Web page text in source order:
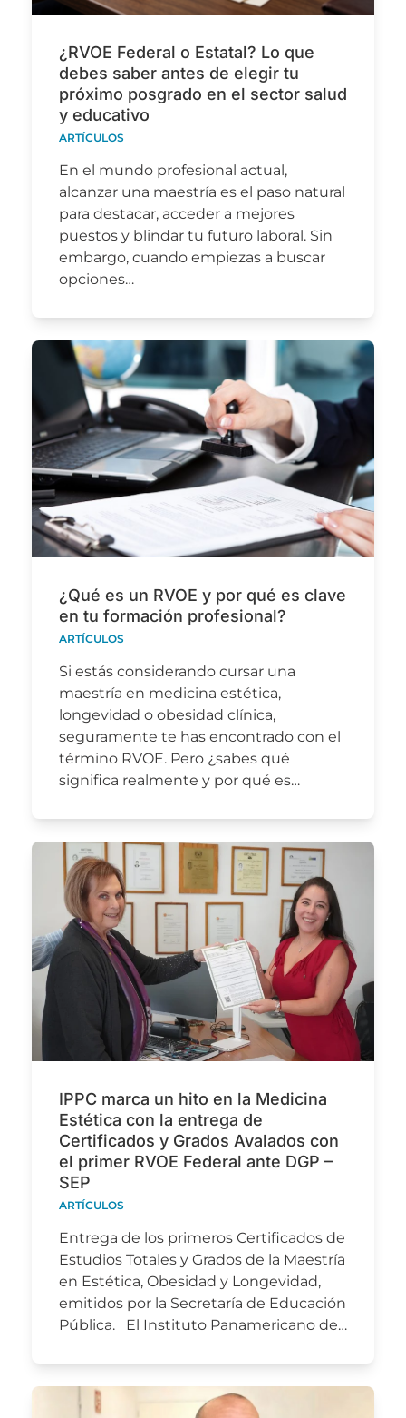
¿RVOE Federal o Estatal? Lo que
debes saber antes de elegir tu
próximo posgrado en el sector salud
y educativo
ARTÍCULOS
En el mundo profesional actual,
alcanzar una maestría es el paso natural
para destacar, acceder a mejores
puestos y blindar tu futuro laboral. Sin
embargo, cuando empiezas a buscar
opciones…
¿Qué es un RVOE y por qué es clave
en tu formación profesional?
ARTÍCULOS
Si estás considerando cursar una
maestría en medicina estética,
longevidad o obesidad clínica,
seguramente te has encontrado con el
término RVOE. Pero ¿sabes qué
significa realmente y por qué es…
IPPC marca un hito en la Medicina
Estética con la entrega de
Certificados y Grados Avalados con
el primer RVOE Federal ante DGP –
SEP
ARTÍCULOS
Entrega de los primeros Certificados de
Estudios Totales y Grados de la Maestría
en Estética, Obesidad y Longevidad,
emitidos por la Secretaría de Educación
Pública. El Instituto Panamericano de…